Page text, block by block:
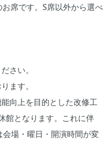
席です。S席以外から選べ
さい。
ます。
向上を目的とした改修工
館となります。これに伴
場・曜日・開演時間が変